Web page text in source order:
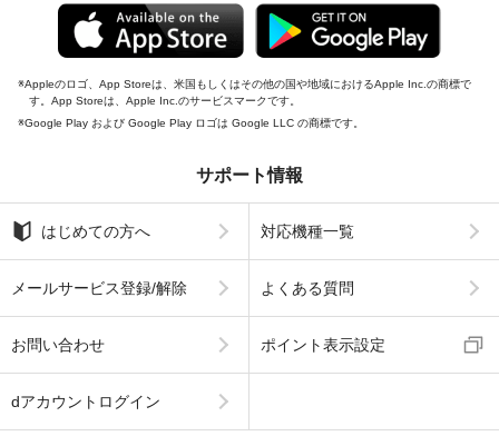
Appleのロゴ、App Storeは、米国もしくはその他の国や地域におけるApple Inc.の商標で
す。App Storeは、Apple Inc.のサービスマークです。
Google Play および Google Play ロゴは Google LLC の商標です。
サポート情報
はじめての方へ 対応機種一覧
メールサービス登録/解除 よくある質問
お問い合わせ ポイント表示設定
dアカウントログイン